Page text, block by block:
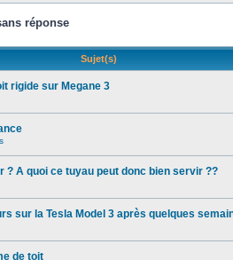
réponse
Sujet(s)
rigide sur Megane 3
? A quoi ce tuyau peut donc bien servir ??
sur la Tesla Model 3 après quelques
de toit